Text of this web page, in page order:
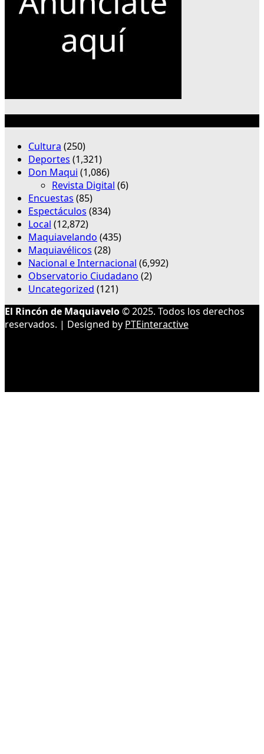
Cultura (250)
Deportes (1,321)
Don Maqui (1,086)
Revista Digital (6)
Encuestas (85)
Espectáculos (834)
Local (12,872)
Maquiavelando (435)
Maquiavélicos (28)
Nacional e Internacional (6,992)
Observatorio Ciudadano (2)
Uncategorized (121)
El Rincón de Maquiavelo© 2025. Todos los derechos
reservados. | Designed by PTEinteractive